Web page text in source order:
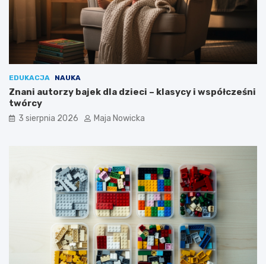
EDUKACJA NAUKA
Znani autorzy bajek dla dzieci – klasycy i współcześni
twórcy
3 sierpnia 2026 Maja Nowicka